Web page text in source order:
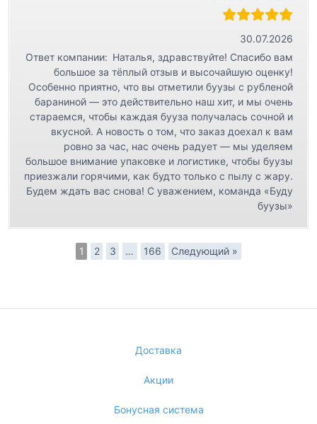
30.07.2026
Ответ компании: Наталья, здравствуйте! Спасибо вам
большое за тёплый отзыв и высочайшую оценку!
Особенно приятно, что вы отметили буузы с рубленой
бараниной — это действительно наш хит, и мы очень
стараемся, чтобы каждая бууза получалась сочной и
вкусной. А новость о том, что заказ доехал к вам
ровно за час, нас очень радует — мы уделяем
большое внимание упаковке и логистике, чтобы буузы
приезжали горячими, как будто только с пылу с жару.
Будем ждать вас снова! С уважением, команда «Буду
буузы»
1 2 3 … 166 Следующий »
Доставка
Акции
Бонусная система